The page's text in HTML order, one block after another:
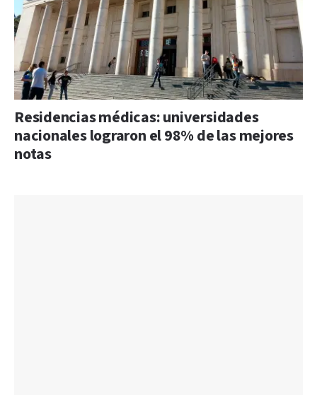
Residencias médicas: universidades
nacionales lograron el 98% de las mejores
notas